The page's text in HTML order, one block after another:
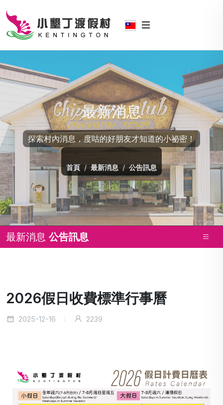
最新消息
探索村內消息，度咕的好朋友才知道的小祕密！
首頁 最新消息 公告訊息
最新消息 公告訊息
2026假日收費標準行事曆
2025-12-16 2239